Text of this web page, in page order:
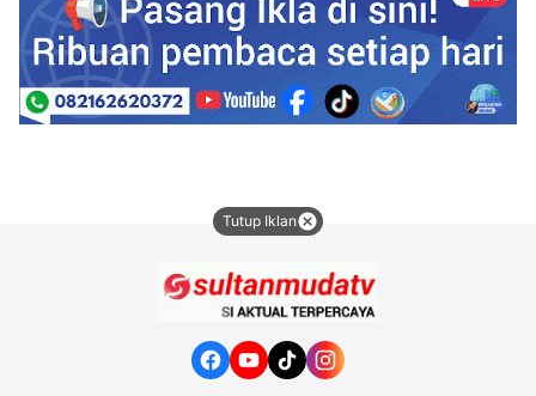
Tutup Iklan